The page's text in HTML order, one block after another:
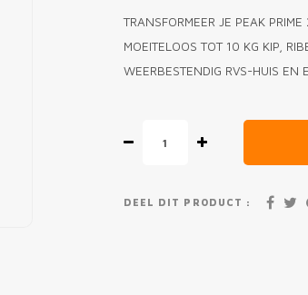
TRANSFORMEER JE PEAK
MOEITELOOS TOT 10 KG KIP,
WEERBESTENDIG RVS-HUIS EN
DEEL DIT PRODUCT :